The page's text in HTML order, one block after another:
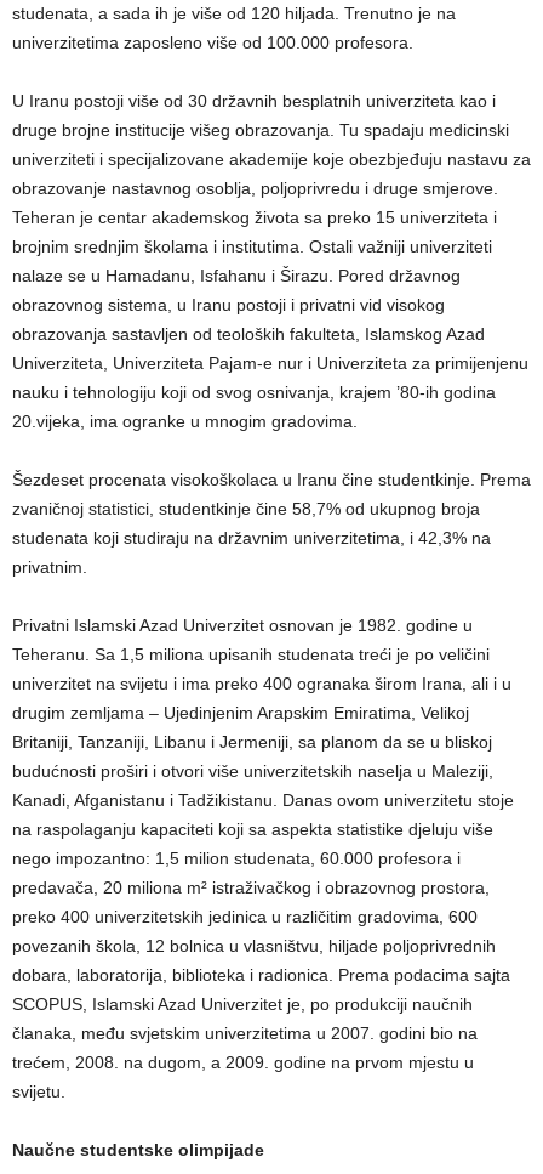
studenata, a sada ih je više od 120 hiljada. Trenutno je na
univerzitetima zaposleno više od 100.000 profesora.
U Iranu postoji više od 30 državnih besplatnih univerziteta kao i
druge brojne institucije višeg obrazovanja. Tu spadaju medicinski
univerziteti i specijalizovane akademije koje obezbjeđuju nastavu za
obrazovanje nastavnog osoblja, poljoprivredu i druge smjerove.
Teheran je centar akademskog života sa preko 15 univerziteta i
brojnim srednjim školama i institutima. Ostali važniji univerziteti
nalaze se u Hamadanu, Isfahanu i Širazu. Pored državnog
obrazovnog sistema, u Iranu postoji i privatni vid visokog
obrazovanja sastavljen od teoloških fakulteta, Islamskog Azad
Univerziteta, Univerziteta Pajam-e nur i Univerziteta za primijenjenu
nauku i tehnologiju koji od svog osnivanja, krajem ’80-ih godina
20.vijeka, ima ogranke u mnogim gradovima.
Šezdeset procenata visokoškolaca u Iranu čine studentkinje. Prema
zvaničnoj statistici, studentkinje čine 58,7% od ukupnog broja
studenata koji studiraju na državnim univerzitetima, i 42,3% na
privatnim.
Privatni Islamski Azad Univerzitet osnovan je 1982. godine u
Teheranu. Sa 1,5 miliona upisanih studenata treći je po veličini
univerzitet na svijetu i ima preko 400 ogranaka širom Irana, ali i u
drugim zemljama – Ujedinjenim Arapskim Emiratima, Velikoj
Britaniji, Tanzaniji, Libanu i Jermeniji, sa planom da se u bliskoj
budućnosti proširi i otvori više univerzitetskih naselja u Maleziji,
Kanadi, Afganistanu i Tadžikistanu. Danas ovom univerzitetu stoje
na raspolaganju kapaciteti koji sa aspekta statistike djeluju više
nego impozantno: 1,5 milion studenata, 60.000 profesora i
predavača, 20 miliona m² istraživačkog i obrazovnog prostora,
preko 400 univerzitetskih jedinica u različitim gradovima, 600
povezanih škola, 12 bolnica u vlasništvu, hiljade poljoprivrednih
dobara, laboratorija, biblioteka i radionica. Prema podacima sajta
SCOPUS, Islamski Azad Univerzitet je, po produkciji naučnih
članaka, među svjetskim univerzitetima u 2007. godini bio na
trećem, 2008. na dugom, a 2009. godine na prvom mjestu u
svijetu.
Naučne studentske olimpijade